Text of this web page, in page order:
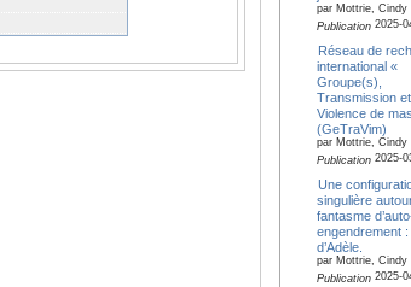
par Mottrie, Cindy
Publication2025-
Réseau de
international «
Groupe(s),
Transmission et
Violence de
(GeTraVim)
par Mottrie, Cindy
Publication2025-
Une
singulière
fantasme
engendrement :
d’Adèle.
par Mottrie, Cindy
Publication2025-